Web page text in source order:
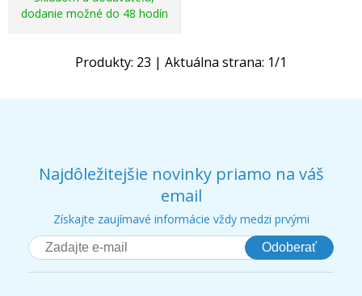
dodanie možné do 48 hodín
Produkty: 23 | Aktuálna strana: 1/1
Najdôležitejšie novinky priamo na váš
email
Získajte zaujímavé informácie vždy medzi prvými
Odoberať